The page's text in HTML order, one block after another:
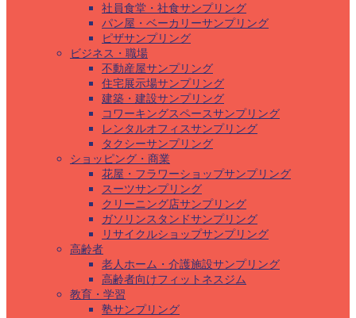
社員食堂・社食サンプリング
パン屋・ベーカリーサンプリング
ピザサンプリング
ビジネス・職場
不動産屋サンプリング
住宅展示場サンプリング
建築・建設サンプリング
コワーキングスペースサンプリング
レンタルオフィスサンプリング
タクシーサンプリング
ショッピング・商業
花屋・フラワーショップサンプリング
スーツサンプリング
クリーニング店サンプリング
ガソリンスタンドサンプリング
リサイクルショップサンプリング
高齢者
老人ホーム・介護施設サンプリング
高齢者向けフィットネスジム
教育・学習
塾サンプリング